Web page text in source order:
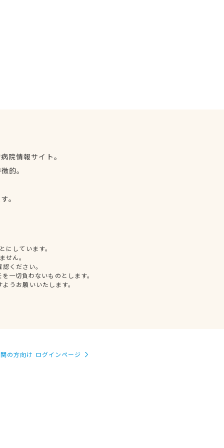
院情報サイト。
的。
。
しています。
せん。
ください。
一切負わないものとします。
うお願いいたします。
の方向け ログインページ